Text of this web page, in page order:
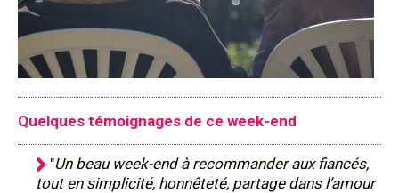
Quelques témoignages de ce week-end
"Un beau week-end à recommander aux fiancés,
tout en simplicité, honnêteté, partage dans l’amour